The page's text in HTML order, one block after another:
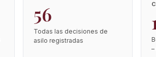
56
Todas las decisiones de
asilo registradas